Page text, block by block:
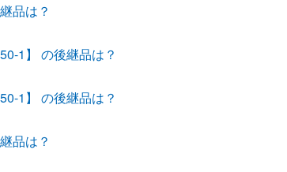
品は？
1】 の後継品は？
1】 の後継品は？
品は？